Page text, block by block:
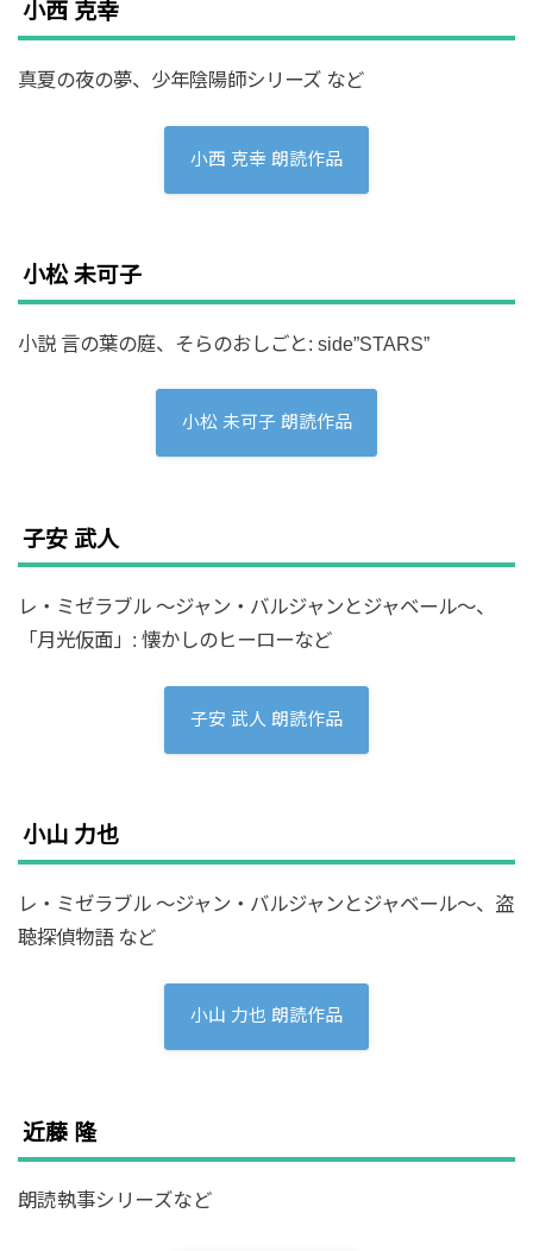
小西 克幸
真夏の夜の夢、少年陰陽師シリーズ など
小西 克幸 朗読作品
小松 未可子
小説 言の葉の庭、そらのおしごと: side”STARS”
小松 未可子 朗読作品
子安 武人
レ・ミゼラブル 〜ジャン・バルジャンとジャベール〜、
「月光仮面」: 懐かしのヒーローなど
子安 武人 朗読作品
小山 力也
レ・ミゼラブル 〜ジャン・バルジャンとジャベール〜、盗
聴探偵物語 など
小山 力也 朗読作品
近藤 隆
朗読執事シリーズなど